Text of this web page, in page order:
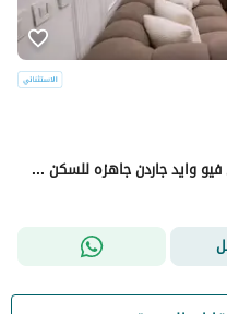
شقه فندقيه للايجار مفروش في مدينتي فيو وايد جاردن جاهزه للسكن فورا